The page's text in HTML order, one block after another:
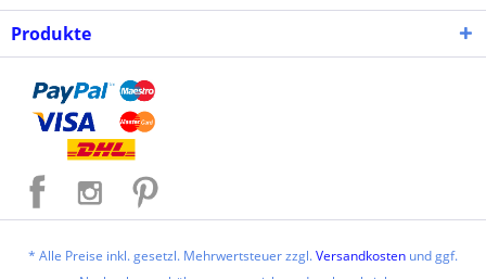
Produkte
* Alle Preise inkl. gesetzl. Mehrwertsteuer zzgl.Versandkosten und ggf.